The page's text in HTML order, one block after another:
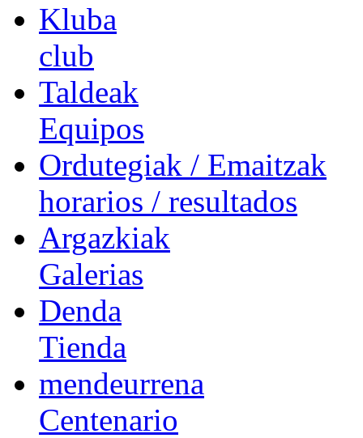
Kluba
club
Taldeak
Equipos
Ordutegiak / Emaitzak
horarios / resultados
Argazkiak
Galerias
Denda
Tienda
mendeurrena
Centenario